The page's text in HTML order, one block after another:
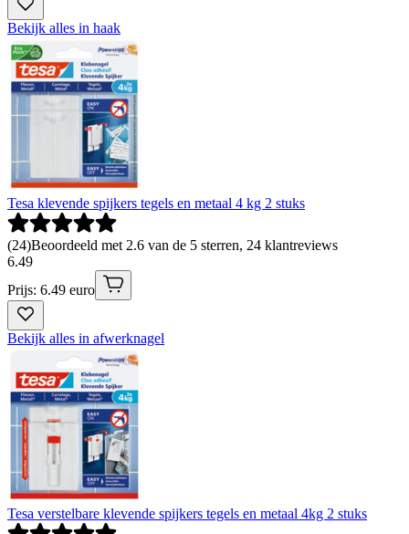
Bekijk alles in haak
Tesa klevende spijkers tegels en metaal 4 kg 2 stuks
(24)Beoordeeld met 2.6 van de 5 sterren, 24 klantreviews
6.49
Prijs: 6.49 euro
Bekijk alles in afwerknagel
Tesa verstelbare klevende spijkers tegels en metaal 4kg 2 stuks